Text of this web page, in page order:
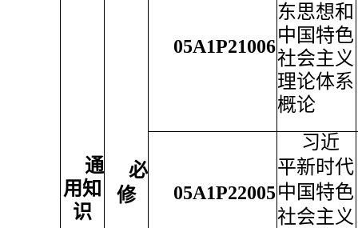
通
用知
识
必
修
05A1P21006
东思想和
中国特色
社会主义
理论体系
概论
05A1P22005
习近
平新时代
中国特色
社会主义